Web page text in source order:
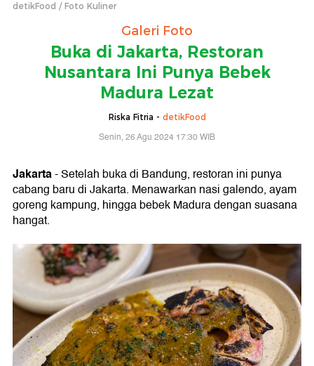
detikFood Foto Kuliner
Galeri Foto
Buka di Jakarta, Restoran
Nusantara Ini Punya Bebek
Madura Lezat
Riska Fitria - detikFood
Senin, 26 Agu 2024 17:30 WIB
Jakarta- Setelah buka di Bandung, restoran ini punya
cabang baru di Jakarta. Menawarkan nasi galendo, ayam
goreng kampung, hingga bebek Madura dengan suasana
hangat.